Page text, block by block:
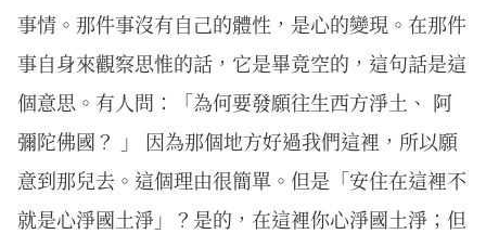
事情。那件事沒有自己的體性，是心的變現。在那件
事自身來觀察思惟的話，它是畢竟空的，這句話是這
個意思。有人問：「為何要發願往生西方淨土、 阿
彌陀佛國？ 」 因為那個地方好過我們這裡，所以願
意到那兒去。這個理由很簡單。但是「安住在這裡不
就是心淨國土淨」？是的，在這裡你心淨國土淨；但